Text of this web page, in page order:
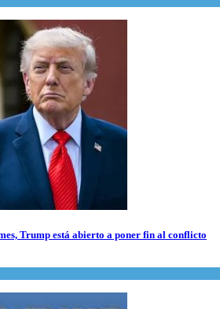
Trump está abierto a poner fin al conflicto